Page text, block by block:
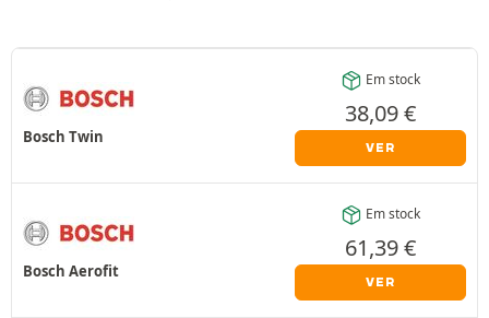
Bosch Twin
Em stock
38,09€
VER
Bosch Aerofit
Em stock
61,39€
VER